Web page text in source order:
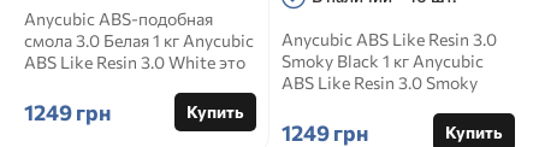
Anycubic ABS-подобная
смола 3.0 Белая 1 кг Anycubic
ABS Like Resin 3.0 White это
1249 грн Купить
Anycubic ABS Like Resin 3.0
Smoky Black 1 кг Anycubic
ABS Like Resin 3.0 Smoky
1249 грн Купить